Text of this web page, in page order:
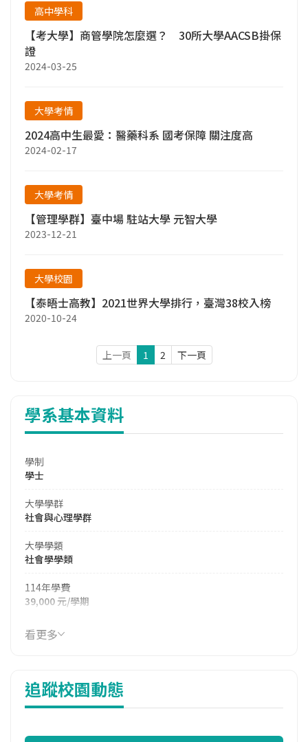
高中學科
【考大學】商管學院怎麼選？ 30所大學AACSB掛保
證
2024-03-25
大學考情
2024高中生最愛：醫藥科系 國考保障 關注度高
2024-02-17
大學考情
【管理學群】臺中場 駐站大學 元智大學
2023-12-21
大學校園
【泰晤士高教】2021世界大學排行，臺灣38校入榜
2020-10-24
上一頁 1 2 下一頁
學系基本資料
學制
學士
大學學群
社會與心理學群
大學學類
社會學學類
114年學費
39,000 元/學期
114年雜費
9,190 元/學期
100.00%
修輔系人數
看更多
追蹤校園動態